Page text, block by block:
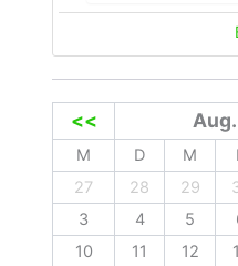
<<
M D M
27
28 29
3
4 5
10
11 12